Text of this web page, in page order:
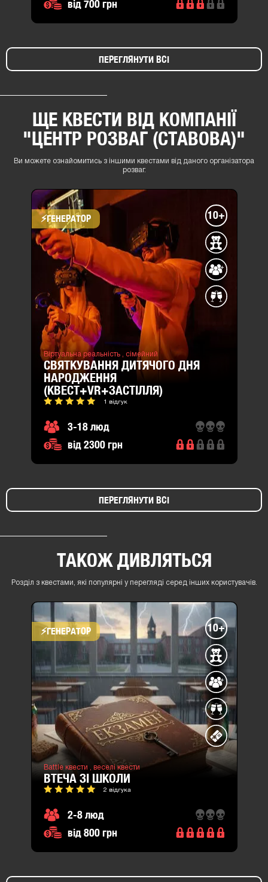
від 700 грн
ПЕРЕГЛЯНУТИ ВСІ
ЩЕ КВЕСТИ ВІД КОМПАНІЇ
"ЦЕНТР РОЗВАГ (СТАВОВА)"
Ви можете ознайомитись з іншими квестами від даного організатора
розваг.
⚡​ГЕНЕРАТОР 10+
Віртуальна реальність , сімейний
СВЯТКУВАННЯ ДИТЯЧОГО ДНЯ
НАРОДЖЕННЯ
(КВЕСТ+VR+ЗАСТІЛЛЯ)
1 відгук
3-18 люд
від 2300 грн
ПЕРЕГЛЯНУТИ ВСІ
ТАКОЖ ДИВЛЯТЬСЯ
Розділ з квестами, які популярні у перегляді серед інших користувачів.
⚡​ГЕНЕРАТОР 10+
Battle квести , веселі квести
ВТЕЧА ЗІ ШКОЛИ
2 відгука
2-8 люд
від 800 грн